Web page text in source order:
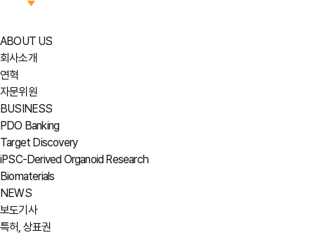
ABOUT US
회사소개
연혁
자문위원
BUSINESS
PDO Banking
Target Discovery
iPSC-Derived Organoid Research
Biomaterials
NEWS
보도기사
특허, 상표권